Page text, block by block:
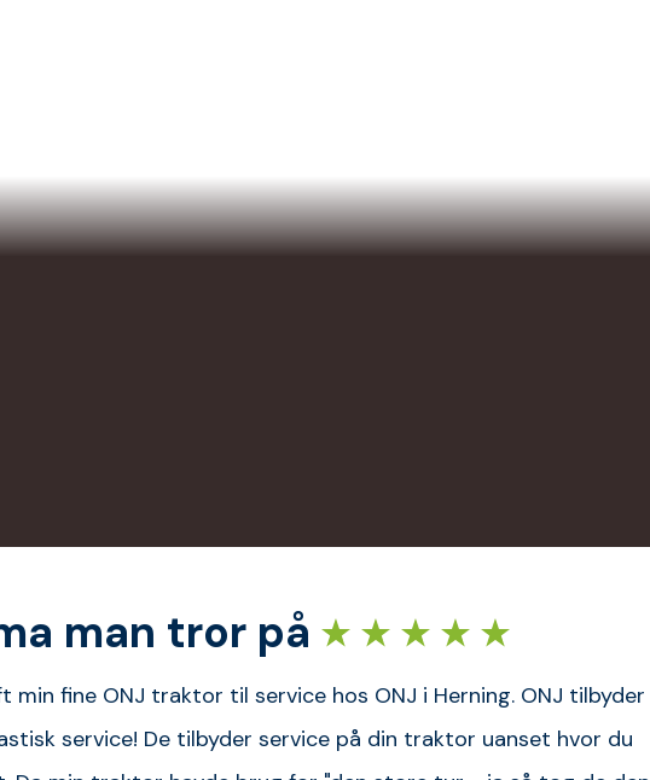
man tror på
min fine ONJ traktor til service hos ONJ i Herning. ONJ tilbyder
service! De tilbyder service på din traktor uanset hvor du